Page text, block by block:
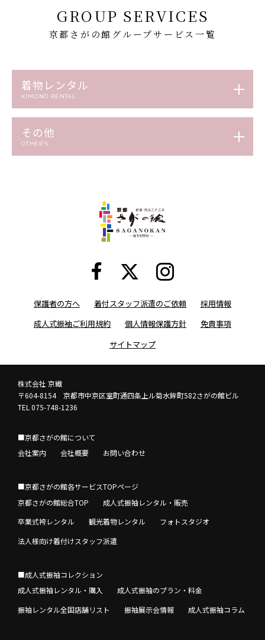
GROUP SERVICES
京都さがの館グループサービス一覧
着物レンタル
KIMONO RENTAL
その他
OTHER’S
保護者の方へ 着付スタッフ派遣のご依頼
採用情報
成人式振袖ご利用規約
個人情報保護方針
免責事項
サイトマップ
株式会社 京繊
〒604-8154 京都市中京区室町通四条上ル菊水鉾町582さがの館ビル
TEL 075-748-1236
■京都さがの館について
会社案内
会社概要 お問い合わせ
■京都さがの館各サービスTOPページ
京都さがの館総合TOP
成人式振袖レンタル・販売
卒業式袴レンタル
観光着物レンタル
フォトスタジオ
法人様向け着付けスタッフ派遣
■成人式振袖コレクション
成人式振袖レンタル・購入
成人式振袖のプラン・料金
振袖レンタル全国店舗リスト
振袖展示会情報 成人式振袖コラム